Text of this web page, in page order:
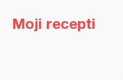
Moji recepti